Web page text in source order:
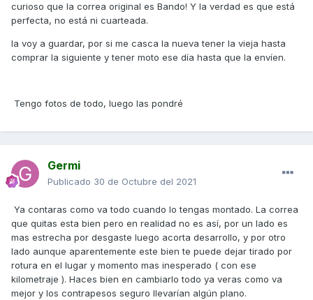
curioso que la correa original es Bando! Y la verdad es que está
perfecta, no está ni cuarteada.
la voy a guardar, por si me casca la nueva tener la vieja hasta
comprar la siguiente y tener moto ese día hasta que la envíen.
Tengo fotos de todo, luego las pondré
Germi
Publicado 30 de Octubre del 2021
Ya contaras como va todo cuando lo tengas montado. La correa
que quitas esta bien pero en realidad no es así, por un lado es
mas estrecha por desgaste luego acorta desarrollo, y por otro
lado aunque aparentemente este bien te puede dejar tirado por
rotura en el lugar y momento mas inesperado ( con ese
kilometraje ). Haces bien en cambiarlo todo ya veras como va
mejor y los contrapesos seguro llevarían algún plano.